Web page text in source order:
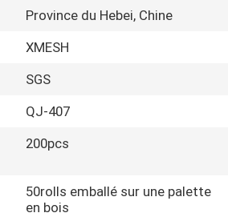
Province du Hebei, Chine
XMESH
SGS
QJ-407
200pcs
50rolls emballé sur une palette
en bois